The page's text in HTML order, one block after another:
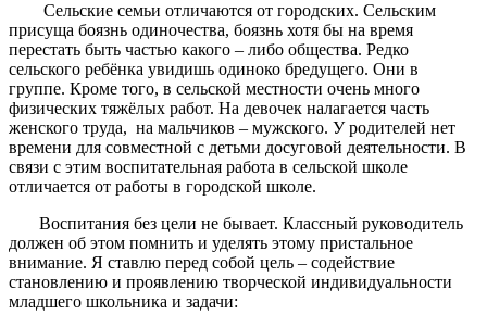
Сельские семьи отличаются от городских. Сельским
присуща боязнь одиночества, боязнь хотя бы на время
перестать быть частью какого – либо общества. Редко
сельского ребёнка увидишь одиноко бредущего. Они в
группе. Кроме того, в сельской местности очень много
физических тяжёлых работ. На девочек налагается часть
женского труда, на мальчиков – мужского. У родителей нет
времени для совместной с детьми досуговой деятельности. В
связи с этим воспитательная работа в сельской школе
отличается от работы в городской школе.
Воспитания без цели не бывает. Классный руководитель
должен об этом помнить и уделять этому пристальное
внимание. Я ставлю перед собой цель – содействие
становлению и проявлению творческой индивидуальности
младшего школьника и задачи: